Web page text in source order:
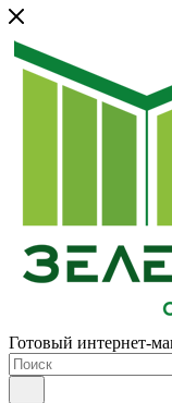
Готовый интернет-